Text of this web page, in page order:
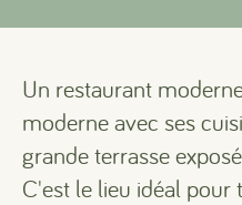
Un restaurant
moderne avec ses
grande terrasse
C'est le lieu idéal pour